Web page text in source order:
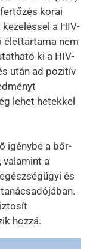
korai
a HIV-
élettartama nem
ki a HIV-
után ad pozitív
lehet hetekkel
igénybe a bőr-
a
és
hozzá.